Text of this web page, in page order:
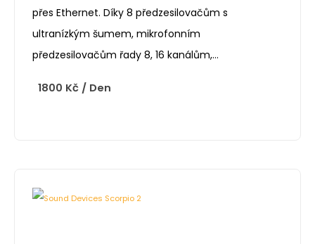
přes Ethernet. Díky 8 předzesilovačům s
ultranízkým šumem, mikrofonním
předzesilovačům řady 8, 16 kanálům,…
1800 Kč / Den